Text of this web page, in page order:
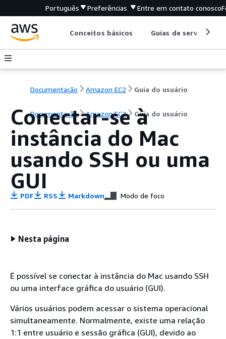
Português Preferências Entre em contato conosco
Conceitos básicos Guias de serviço
Documentação Amazon EC2 Guia do usuário
Documentação Amazon EC2 Guia do usuário
Conectar-se à
instância do Mac
usando SSH ou uma
GUI
PDF RSS Markdown Modo de foco
Nesta página
É possível se conectar à instância do Mac usando SSH
ou uma interface gráfica do usuário (GUI).
Vários usuários podem acessar o sistema operacional
simultaneamente. Normalmente, existe uma relação
1:1 entre usuário e sessão gráfica (GUI), devido ao